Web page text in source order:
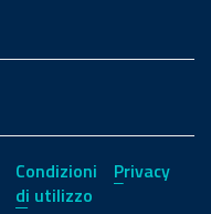
Condizioni
di utilizzo
Privacy